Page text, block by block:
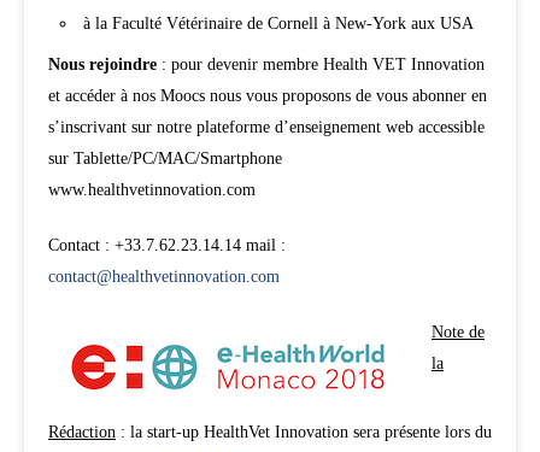
à la Faculté Vétérinaire de Cornell à New-York aux USA
Nous rejoindre : pour devenir membre Health VET Innovation
et accéder à nos Moocs nous vous proposons de vous abonner en
s’inscrivant sur notre plateforme d’enseignement web accessible
sur Tablette/PC/MAC/Smartphone
www.healthvetinnovation.com
Contact : +33.7.62.23.14.14 mail :
contact@healthvetinnovation.com
Note de
la
Rédaction : la start-up HealthVet Innovation sera présente lors du